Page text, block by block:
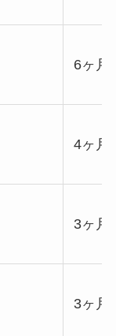
6ヶ月
4ヶ月
3ヶ月
3ヶ月